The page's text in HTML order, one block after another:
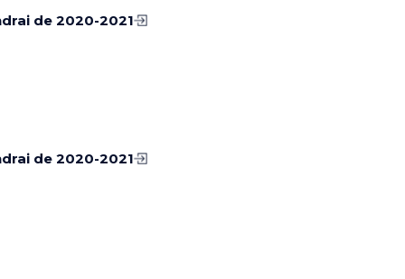
de 2020-2021
de 2020-2021